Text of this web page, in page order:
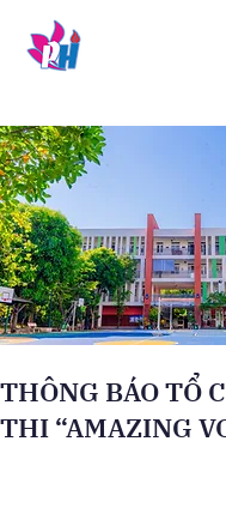
THÔNG BÁO TỔ
THI “AMAZING